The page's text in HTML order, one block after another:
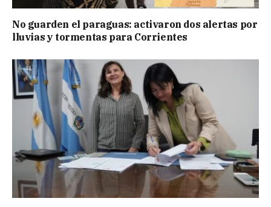
No guarden el paraguas: activaron dos alertas por
lluvias y tormentas para Corrientes